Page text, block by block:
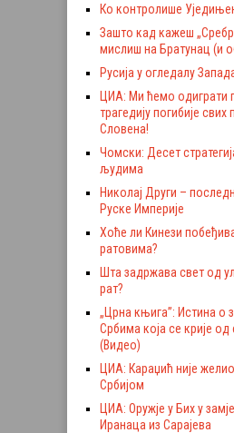
Ко контролише
Зашто кад кажеш
мислиш на Братунац (и
Русија у огледалу
ЦИА: Ми ћемо одиграти
трагедију погибије
Словена!
Чомски: Десет
људима
Николај Други –
Руске Империје
Хоће ли Кинези
ратовима?
Шта задржава свет од
рат?
„Црна књига”: Истина о
Србима која се крије
(Видео)
ЦИА: Караџић није
Србијом
ЦИА: Оружје у Бих у
Иранаца из Сарајева